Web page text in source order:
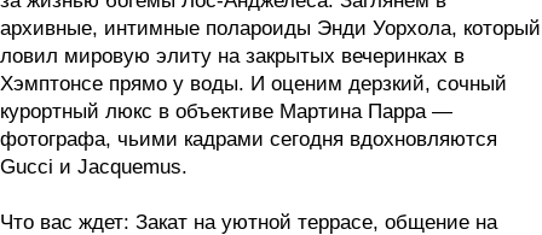
архивные, интимные полароиды Энди Уорхола, который
ловил мировую элиту на закрытых вечеринках в
Хэмптонсе прямо у воды. И оценим дерзкий, сочный
курортный люкс в объективе Мартина Парра —
фотографа, чьими кадрами сегодня вдохновляются
Gucci и Jacquemus.
Что вас ждет: Закат на уютной террасе, общение на